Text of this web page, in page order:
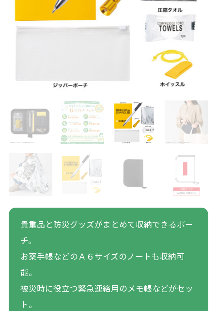
貴重品と防災グッズがまとめて収納できるポー
チ。
お薬手帳などのＡ６サイズのノートも収納可
能。
被災時に役立つ緊急連絡用のメモ帳などがセッ
ト。